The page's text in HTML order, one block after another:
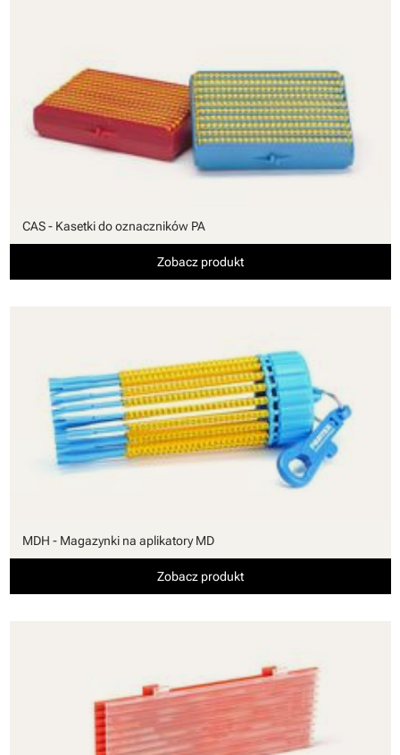
CAS - Kasetki do oznaczników PA
Zobacz produkt
MDH - Magazynki na aplikatory MD
Zobacz produkt